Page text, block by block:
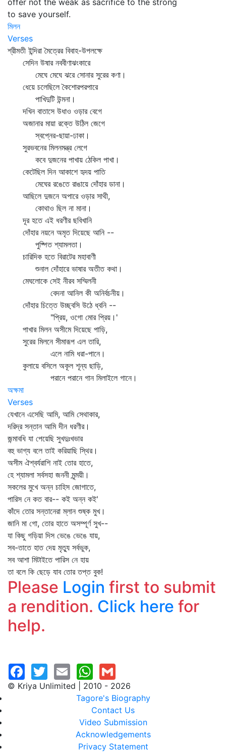
offer not the weak as sacrifice to the strong
to save yourself.
মিলন
Verses
শ্রীমতী ইন্দিরা মৈত্রের বিবাহ-উপলক্ষে
সেদিন উষার নববীণাঝংকারে
মেঘে মেঘে ঝরে সোনার সুরের কণা।
ধেয়ে চলেছিলে কৈশোরপরপারে
পাখিদুটি উন্মনা।
দখিন বাতাসে উধাও ওড়ার বেগে
অজানার মায়া রক্তে উঠিল জেগে
স্বপ্নের-ছায়া-ঢাকা।
সুরভবনের মিলনমন্ত্র লেগে
কবে দুজনের পাখায় ঠেকিল পাখা।
কেটেছিল দিন আকাশে হৃদয় পাতি
মেঘের রঙেতে রাঙায়ে দোঁহার ডানা।
আছিলে দুজনে অপারে ওড়ার সাথী,
কোথাও ছিল না মানা।
দূর হতে এই ধরণীর ছবিখানি
দোঁহার নয়নে অমৃত দিয়েছে আনি --
পুষ্পিত শ্যামলতা।
চারিদিক হতে বিরাটের মহাবাণী
শুনাল দোঁহারে ভাষার অতীত কথা।
মেঘলোকে সেই নীরব সম্মিলনী
বেদনা আনিল কী অনির্বচনীয়।
দোঁহার চিত্তে উচ্ছ্বসি উঠে ধ্বনি --
"প্রিয়, ওগো মোর প্রিয়।'
পাখার মিলন অসীমে দিয়েছে পাড়ি,
সুরের মিলনে সীমারূপ এল তারি,
এলে নামি ধরা-পানে।
কুলায়ে বসিলে অকূল শূন্য ছাড়ি,
পরানে পরানে গান মিলাইলে গানে।
অক্ষমা
Verses
যেখানে এসেছি আমি, আমি সেথাকার,
দরিদ্র সন্তান আমি দীন ধরণীর।
জন্মাবধি যা পেয়েছি সুখদুঃখভার
বহু ভাগ্য বলে তাই করিয়াছি স্থির।
অসীম ঐশ্বর্যরাশি নাই তোর হাতে,
হে শ্যামলা সর্বসহা জননী মৃন্ময়ী।
সকলের মুখে অন্ন চাহিস জোগাতে,
পারিস নে কত বার-- কই অন্ন কই'
কাঁদে তোর সন্তানেরা ম্লান শুষ্ক মুখ।
জানি মা গো, তোর হাতে অসম্পূর্ণ সুখ--
যা কিছু গড়িয়া দিস ভেঙে ভেঙে যায়,
সব-তাতে হাত দেয় মৃত্যু সর্বভুক,
সব আশা মিটাইতে পারিস নে হায়
তা বলে কি ছেড়ে যাব তোর তপ্ত বুক!
Please Login first to submit
a rendition. Click here for
help.
© Kriya Unlimited | 2010 - 2026
Tagore's Biography
Contact Us
Video Submission
Acknowledgements
Privacy Statement